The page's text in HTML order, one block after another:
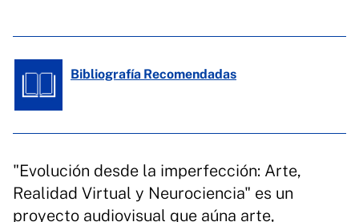
Bibliografía Recomendadas
"Evolución desde la imperfección: Arte,
Realidad Virtual y Neurociencia" es un
proyecto audiovisual que aúna arte,